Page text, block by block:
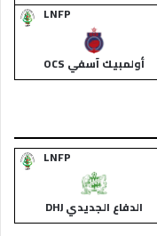
LNFP
أولمبيك آسفي OCS
LNFP
الدفاع الجديدي DHJ